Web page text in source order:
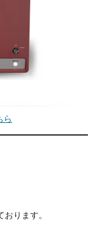
ら
ります。